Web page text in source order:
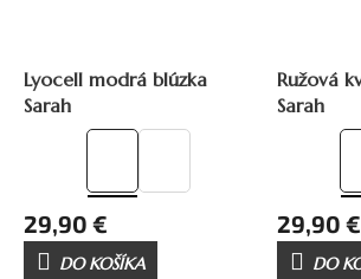
Lyocell modrá blúzka
Sarah
29,90 €
DO KOŠÍKA
Ružová
Sarah
29,90 €
DO